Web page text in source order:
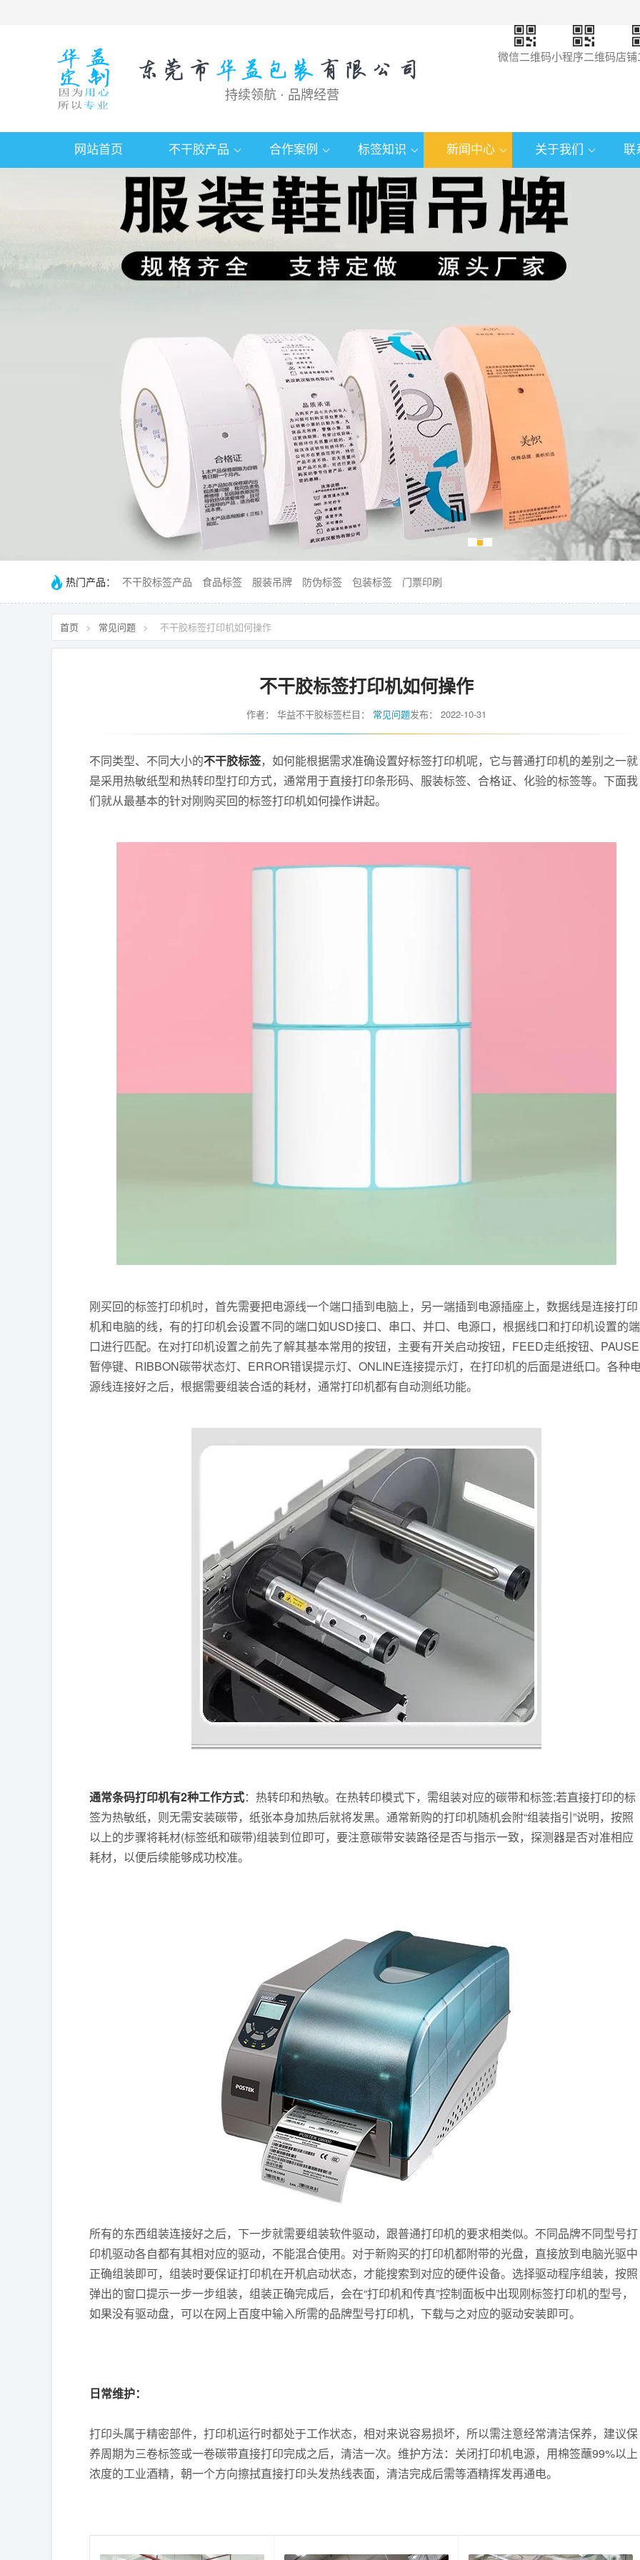
持续领航 · 品牌经营
微信二维码小程序二维码店铺
网站首页 不干胶产品 合作案例 标签知识 新闻中心 关于我们 联
热门产品： 不干胶标签产品 食品标签 服装吊牌 防伪标签 包装标签 门票印刷
首页 > 常见问题 > 不干胶标签打印机如何操作
不干胶标签打印机如何操作
作者： 华益不干胶标签栏目： 常见问题发布： 2022-10-31
不同类型、不同大小的不干胶标签，如何能根据需求准确设置好标签打印机呢，它与普通打印机的差别之一就
是采用热敏纸型和热转印型打印方式，通常用于直接打印条形码、服装标签、合格证、化验的标签等。下面我
们就从最基本的针对刚购买回的标签打印机如何操作讲起。
刚买回的标签打印机时，首先需要把电源线一个端口插到电脑上，另一端插到电源插座上，数据线是连接打印
机和电脑的线，有的打印机会设置不同的端口如USD接口、串口、并口、电源口，根据线口和打印机设置的端
口进行匹配。在对打印机设置之前先了解其基本常用的按钮，主要有开关启动按钮，FEED走纸按钮、PAUSE
暂停键、RIBBON碳带状态灯、ERROR错误提示灯、ONLINE连接提示灯，在打印机的后面是进纸口。各种
源线连接好之后，根据需要组装合适的耗材，通常打印机都有自动测纸功能。
通常条码打印机有2种工作方式：热转印和热敏。在热转印模式下，需组装对应的碳带和标签;若直接打印的标
签为热敏纸，则无需安装碳带，纸张本身加热后就将发黑。通常新购的打印机随机会附“组装指引”说明，按照
以上的步骤将耗材(标签纸和碳带)组装到位即可，要注意碳带安装路径是否与指示一致，探测器是否对准相应
耗材，以便后续能够成功校准。
所有的东西组装连接好之后，下一步就需要组装软件驱动，跟普通打印机的要求相类似。不同品牌不同型号打
印机驱动各自都有其相对应的驱动，不能混合使用。对于新购买的打印机都附带的光盘，直接放到电脑光驱中
正确组装即可，组装时要保证打印机在开机启动状态，才能搜索到对应的硬件设备。选择驱动程序组装，按照
弹出的窗口提示一步一步组装，组装正确完成后，会在“打印机和传真”控制面板中出现刚标签打印机的型号，
如果没有驱动盘，可以在网上百度中输入所需的品牌型号打印机，下载与之对应的驱动安装即可。
日常维护：
打印头属于精密部件，打印机运行时都处于工作状态，相对来说容易损坏，所以需注意经常清洁保养，建议保
养周期为三卷标签或一卷碳带直接打印完成之后，清洁一次。维护方法：关闭打印机电源，用棉签蘸99%以上
浓度的工业酒精，朝一个方向擦拭直接打印头发热线表面，清洁完成后需等酒精挥发再通电。